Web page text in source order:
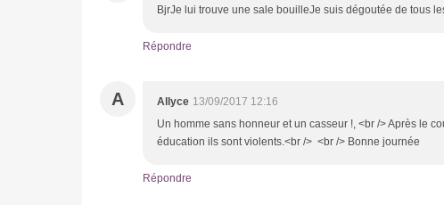
BjrJe lui trouve une sale bouilleJe suis dégoutée de tous
Répondre
A Allyce 13/09/2017 12:16
Un homme sans honneur et un casseur !, <br /> Après le
éducation ils sont violents.<br /> <br /> Bonne journée
Répondre